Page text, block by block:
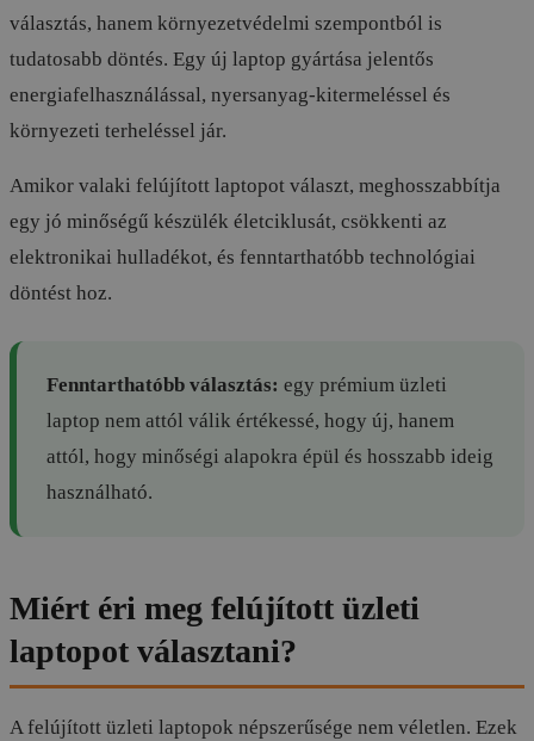
választás, hanem környezetvédelmi szempontból is
tudatosabb döntés. Egy új laptop gyártása jelentős
energiafelhasználással, nyersanyag-kitermeléssel és
környezeti terheléssel jár.
Amikor valaki felújított laptopot választ, meghosszabbítja
egy jó minőségű készülék életciklusát, csökkenti az
elektronikai hulladékot, és fenntarthatóbb technológiai
döntést hoz.
Fenntarthatóbb választás: egy prémium üzleti
laptop nem attól válik értékessé, hogy új, hanem
attól, hogy minőségi alapokra épül és hosszabb ideig
használható.
Miért éri meg felújított üzleti
laptopot választani?
A felújított üzleti laptopok népszerűsége nem véletlen. Ezek